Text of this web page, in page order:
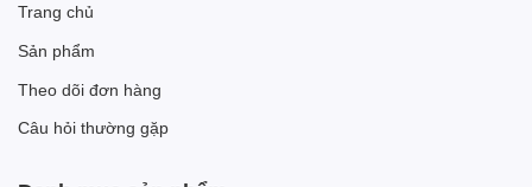
Trang chủ
Sản phẩm
Theo dõi đơn hàng
Câu hỏi thường gặp